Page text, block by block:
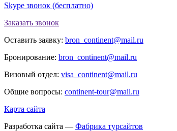
Skype звонок (бесплатно)
Заказать звонок
Оставить заявку: bron_continent@mail.ru
Бронирование: bron_continent@mail.ru
Визовый отдел: visa_continent@mail.ru
Общие вопросы: continent-tour@mail.ru
Карта сайта
Разработка сайта — Фабрика турсайтов